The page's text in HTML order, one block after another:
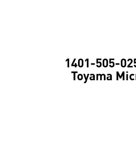
1401-505-
Toyama